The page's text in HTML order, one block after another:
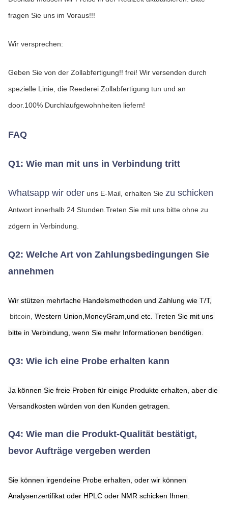
fragen Sie uns im Voraus!!!
Wir versprechen:
Geben Sie von der Zollabfertigung!! frei! Wir versenden durch
spezielle Linie, die Reederei Zollabfertigung tun und an
door.100% Durchlaufgewohnheiten liefern!
FAQ
Q1: Wie man mit uns in Verbindung tritt
Whatsapp wir oder uns E-Mail, erhalten Sie zu schicken
Antwort innerhalb 24 Stunden. Treten Sie mit uns bitte ohne zu
zögern in Verbindung.
Q2: Welche Art von Zahlungsbedingungen Sie
annehmen
Wir stützen mehrfache Handelsmethoden und Zahlung wie T/T,
bitcoin, Western Union, MoneyGram, und etc. Treten Sie mit uns
bitte in Verbindung, wenn Sie mehr Informationen benötigen.
Q3: Wie ich eine Probe erhalten kann
Ja können Sie freie Proben für einige Produkte erhalten, aber die
Versandkosten würden von den Kunden getragen.
Q4: Wie man die Produkt-Qualität bestätigt,
bevor Aufträge vergeben werden
Sie können irgendeine Probe erhalten, oder wir können
Analysenzertifikat oder HPLC oder NMR schicken Ihnen.